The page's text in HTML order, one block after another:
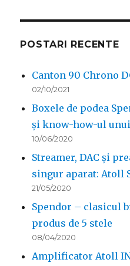
POSTARI RECENTE
Canton 90 Chrono
02/10/2021
Boxele de podea
și know-how-ul
10/06/2020
Streamer, DAC și
singur aparat: Atoll
21/05/2020
Spendor – clasicul
produs de 5 stele
08/04/2020
Amplificator Atoll